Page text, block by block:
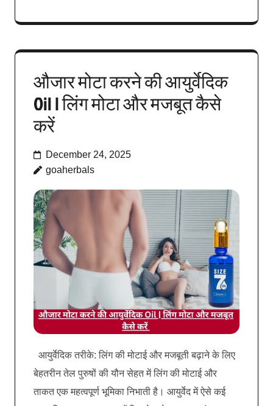
औजार मोटा करने की आयुर्वेदिक
Oil | लिंग मोटा और मजबूत कैसे
करें
December 24, 2025
goaherbals
आयुर्वेदिक तरीके: लिंग की मोटाई और मजबूती बढ़ाने के लिए
बेहतरीन तेल पुरुषों की यौन सेहत में लिंग की मोटाई और
ताकत एक महत्वपूर्ण भूमिका निभाती है। आयुर्वेद में ऐसे कई